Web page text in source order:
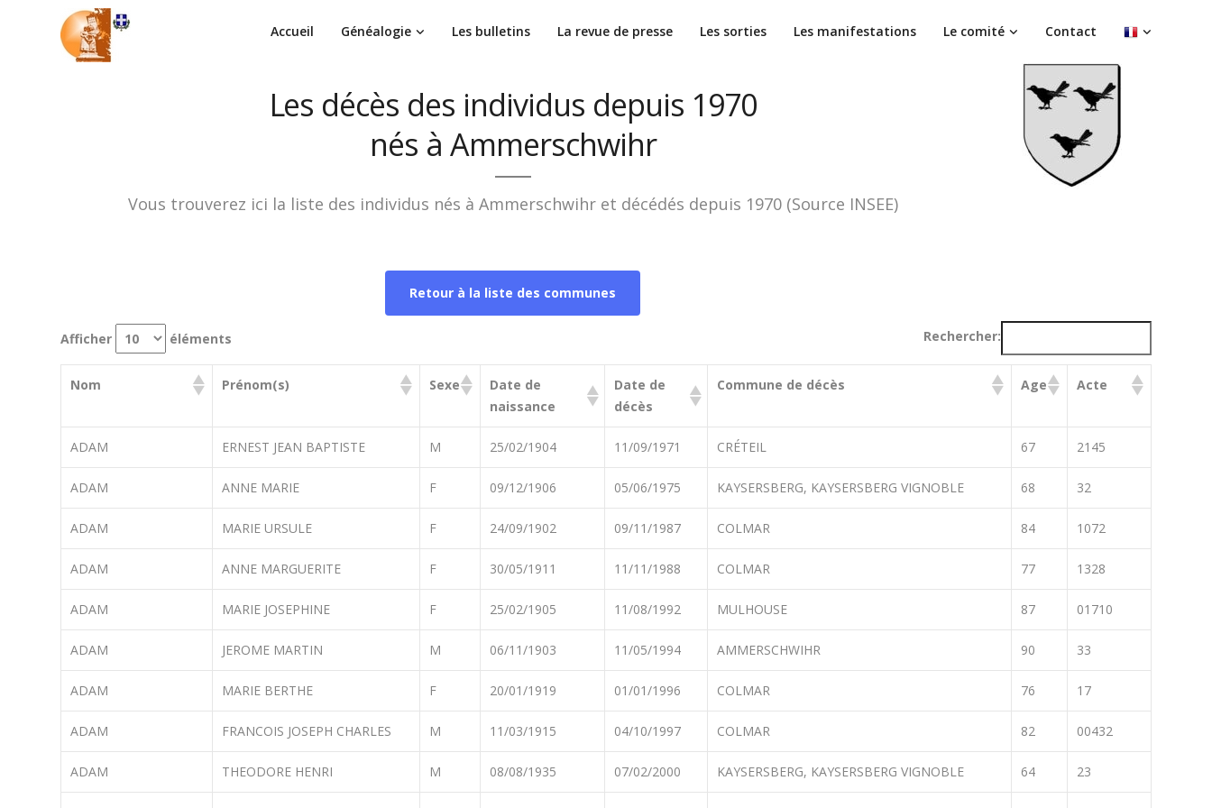
Accueil Généalogie Les bulletins La revue de presse Les sorties Les manifestations Le comité Contact
Les décès des individus depuis 1970
nés à Ammerschwihr
Vous trouverez ici la liste des individus nés à Ammerschwihr et décédés depuis 1970 (Source INSEE)
Retour à la liste des communes
Afficher éléments Rechercher:
Nom Prénom(s) Sexe
Date de
naissance
Date de
décès
Commune de décès Age Acte
ADAM ERNEST JEAN BAPTISTE M 25/02/1904 11/09/1971 CRÉTEIL 67 2145
ADAM ANNE MARIE F 09/12/1906 05/06/1975 KAYSERSBERG, KAYSERSBERG VIGNOBLE 68 32
ADAM MARIE URSULE F 24/09/1902 09/11/1987 COLMAR 84 1072
ADAM ANNE MARGUERITE F 30/05/1911 11/11/1988 COLMAR 77 1328
ADAM MARIE JOSEPHINE F 25/02/1905 11/08/1992 MULHOUSE 87 01710
ADAM JEROME MARTIN M 06/11/1903 11/05/1994 AMMERSCHWIHR 90 33
ADAM MARIE BERTHE F 20/01/1919 01/01/1996 COLMAR 76 17
ADAM FRANCOIS JOSEPH CHARLES M 11/03/1915 04/10/1997 COLMAR 82 00432
ADAM THEODORE HENRI M 08/08/1935 07/02/2000 KAYSERSBERG, KAYSERSBERG VIGNOBLE 64 23